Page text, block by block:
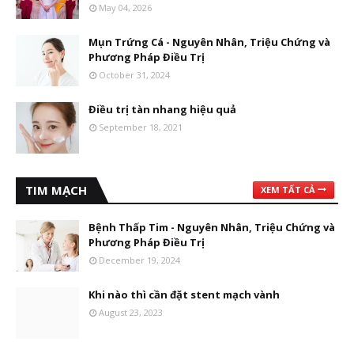
May 04, 2026
Mụn Trứng Cá - Nguyên Nhân, Triệu Chứng và
Phương Pháp Điều Trị
October 31, 2024
Điều trị tàn nhang hiệu quả
September 18, 2021
TIM MẠCH XEM TẤT CẢ
Bệnh Thấp Tim - Nguyên Nhân, Triệu Chứng và
Phương Pháp Điều Trị
December 19, 2024
Khi nào thì cần đặt stent mạch vành
August 23, 2023